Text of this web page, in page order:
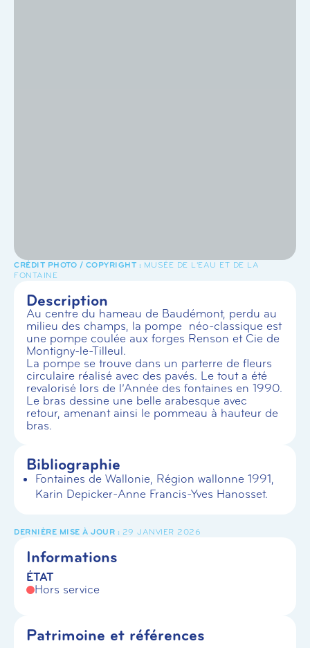
MUSÉE DE L'EAU ET DE LA
FONTAINE
Description
Au centre du hameau de Baudémont, perdu au
milieu des champs, la pompe néo-classique est
une pompe coulée aux forges Renson et Cie de
Montigny-le-Tilleul.
La pompe se trouve dans un parterre de fleurs
circulaire réalisé avec des pavés. Le tout a été
revalorisé lors de l’Année des fontaines en 1990.
Le bras dessine une belle arabesque avec
retour, amenant ainsi le pommeau à hauteur de
bras.
Bibliographie
Fontaines de Wallonie, Région wallonne 1991,
Karin Depicker-Anne Francis-Yves Hanosset.
29 JANVIER 2026
Informations
ÉTAT
Hors service
Patrimoine et références